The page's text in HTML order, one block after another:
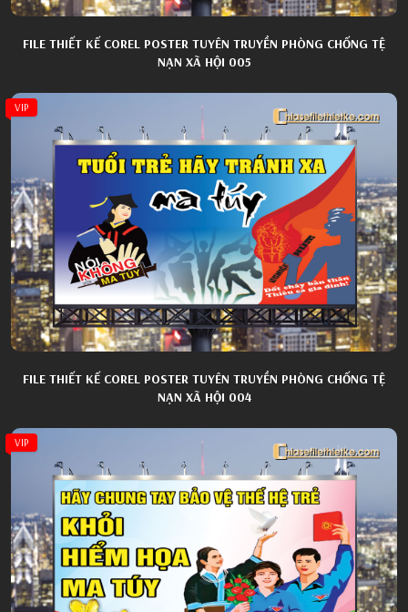
FILE THIẾT KẾ COREL POSTER TUYÊN TRUYỀN PHÒNG CHỐNG TỆ
NẠN XÃ HỘI 005
VIP
FILE THIẾT KẾ COREL POSTER TUYÊN TRUYỀN PHÒNG CHỐNG TỆ
NẠN XÃ HỘI 004
VIP